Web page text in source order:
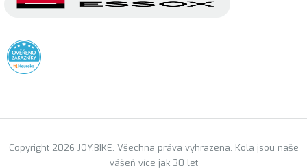
Copyright 2026 JOY.BIKE. Všechna práva vyhrazena. Kola jsou naše
vášeň více jak 30 let